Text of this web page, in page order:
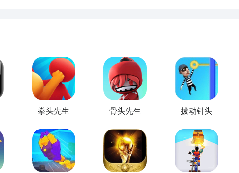
拳头先生 骨头先生 拔动针头